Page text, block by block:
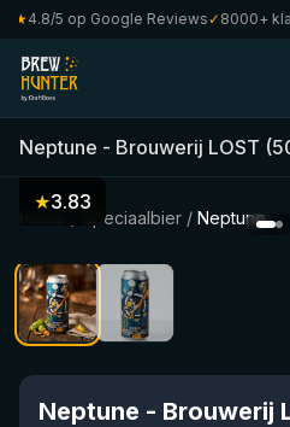
4.8/5 op Google Reviews✓8000+
Neptune - Brouwerij LOST (
Speciaalbier / Neptune
★3.83
Neptune - Brouwerij